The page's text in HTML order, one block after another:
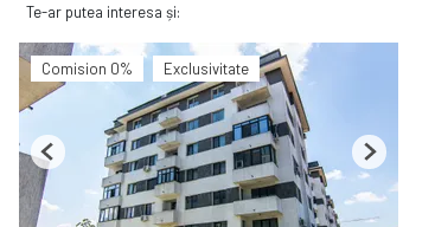
Te-ar putea interesa și:
Comision 0% Exclusivitate
Previous Next